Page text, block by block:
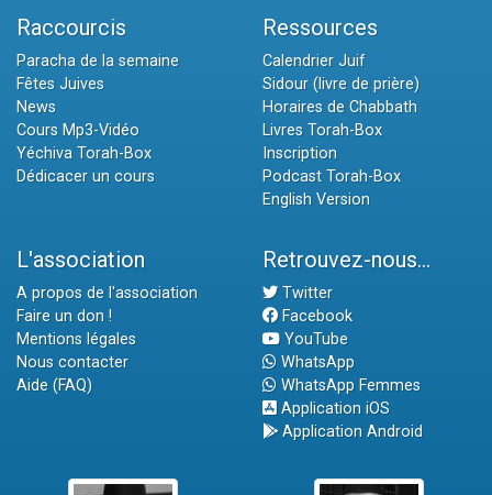
Raccourcis
Paracha de la semaine
Fêtes Juives
News
Cours Mp3-Vidéo
Yéchiva Torah-Box
Dédicacer un cours
Ressources
Calendrier Juif
Sidour (livre de prière)
Horaires de Chabbath
Livres Torah-Box
Inscription
Podcast Torah-Box
English Version
L'association
A propos de l'association
Faire un don !
Mentions légales
Nous contacter
Aide (FAQ)
Retrouvez-nous...
Twitter
Facebook
YouTube
WhatsApp
WhatsApp Femmes
Application iOS
Application Android